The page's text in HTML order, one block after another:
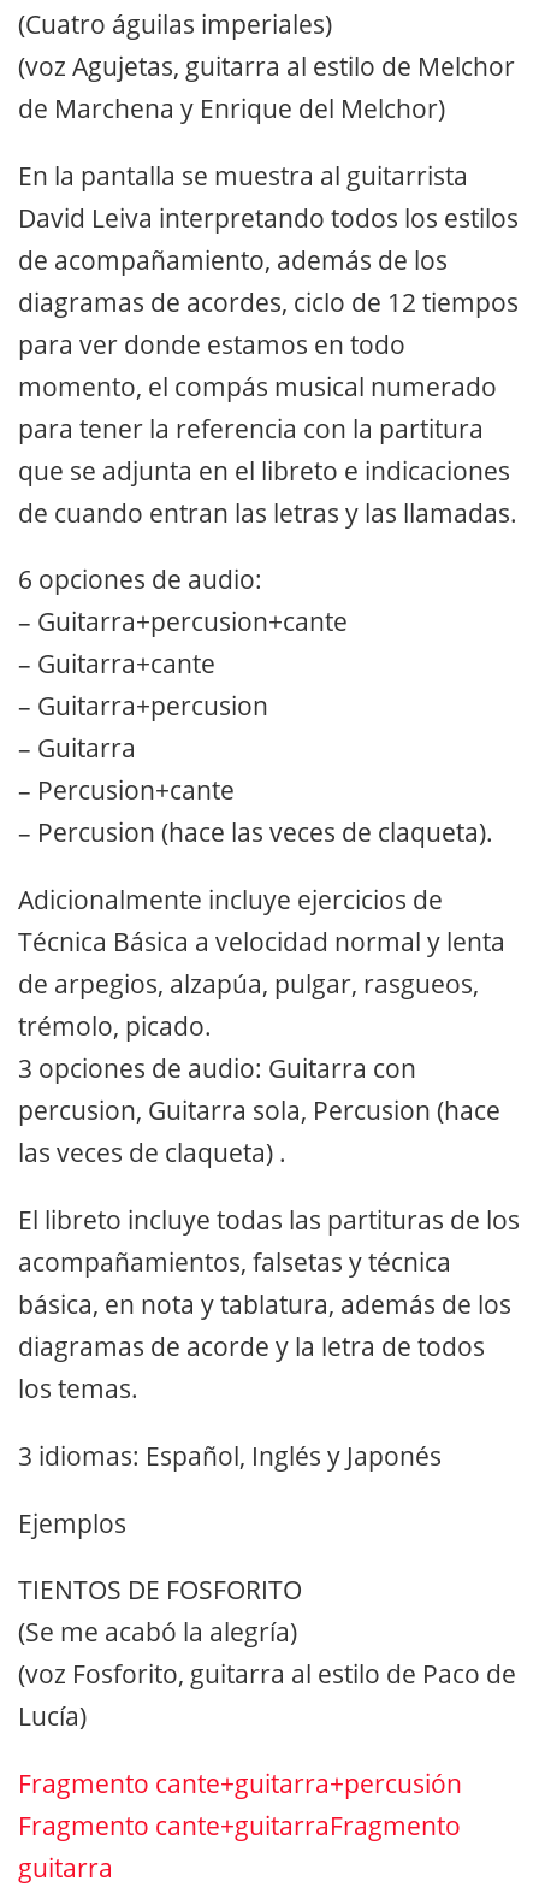
(Cuatro águilas imperiales)
(voz Agujetas, guitarra al estilo de Melchor
de Marchena y Enrique del Melchor)
En la pantalla se muestra al guitarrista
David Leiva interpretando todos los estilos
de acompañamiento, además de los
diagramas de acordes, ciclo de 12 tiempos
para ver donde estamos en todo
momento, el compás musical numerado
para tener la referencia con la partitura
que se adjunta en el libreto e indicaciones
de cuando entran las letras y las llamadas.
6 opciones de audio:
– Guitarra+percusion+cante
– Guitarra+cante
– Guitarra+percusion
– Guitarra
– Percusion+cante
– Percusion (hace las veces de claqueta).
Adicionalmente incluye ejercicios de
Técnica Básica a velocidad normal y lenta
de arpegios, alzapúa, pulgar, rasgueos,
trémolo, picado.
3 opciones de audio: Guitarra con
percusion, Guitarra sola, Percusion (hace
las veces de claqueta) .
El libreto incluye todas las partituras de los
acompañamientos, falsetas y técnica
básica, en nota y tablatura, además de los
diagramas de acorde y la letra de todos
los temas.
3 idiomas: Español, Inglés y Japonés
Ejemplos
TIENTOS DE FOSFORITO
(Se me acabó la alegría)
(voz Fosforito, guitarra al estilo de Paco de
Lucía)
Fragmento cante+guitarra+percusión
Fragmento cante+guitarraFragmento
guitarra